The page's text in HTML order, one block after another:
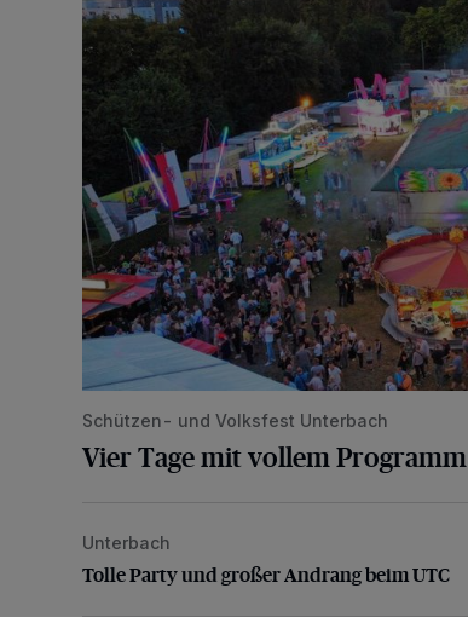
Schützen- und Volksfest Unterbach
Vier Tage mit vollem Programm
Tolle Party und großer Andrang beim UTC
Unterbach
Tolle Party und großer Andrang beim UTC